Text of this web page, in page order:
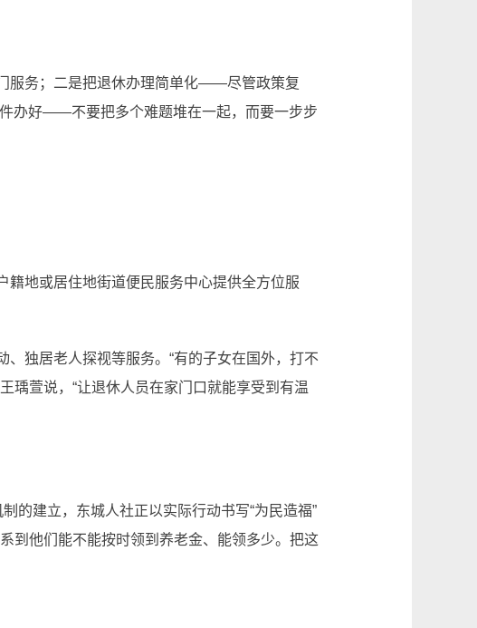
务；二是把退休办理简单化——尽管政策复
件办好——不要把多个难题堆在一起，而要一步步
地或居住地街道便民服务中心提供全方位服
独居老人探视等服务。“有的子女在国外，打不
瑀萱说，“让退休人员在家门口就能享受到有温
建立，东城人社正以实际行动书写“为民造福”
到他们能不能按时领到养老金、能领多少。把这